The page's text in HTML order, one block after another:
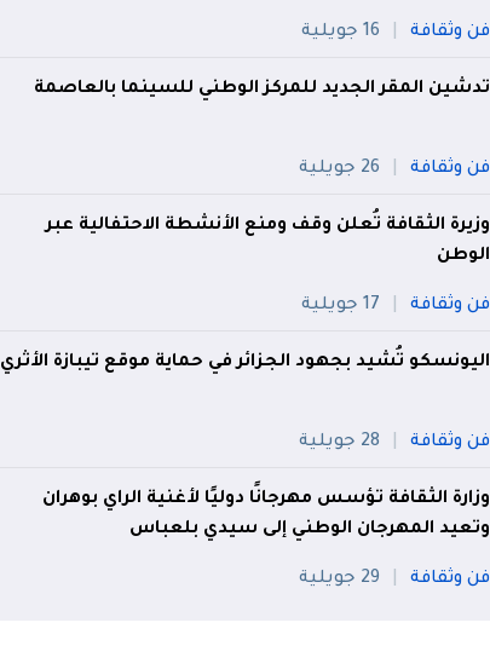
فن وثقافة 16 جويلية
تدشين المقر الجديد للمركز الوطني للسينما بالعاصمة
فن وثقافة 26 جويلية
وزيرة الثقافة تُعلن وقف ومنع الأنشطة الاحتفالية عبر
الوطن
فن وثقافة 17 جويلية
اليونسكو تُشيد بجهود الجزائر في حماية موقع تيبازة الأثري
فن وثقافة 28 جويلية
وزارة الثقافة تؤسس مهرجانًا دوليًا لأغنية الراي بوهران
وتعيد المهرجان الوطني إلى سيدي بلعباس
فن وثقافة 29 جويلية